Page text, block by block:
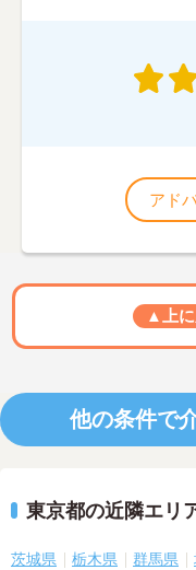
アド
▲上
他の条件で
東京都の近隣エリ
茨城県 栃木県 群馬県